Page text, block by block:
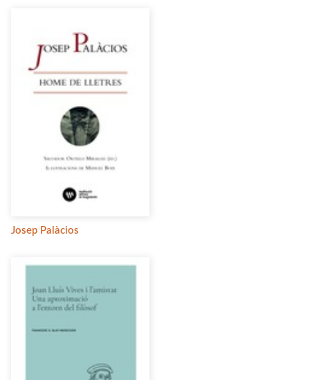
Josep Palàcios